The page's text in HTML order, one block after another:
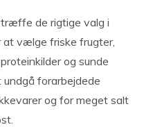
de rigtige valg i
at vælge friske frugter,
og sunde
forarbejdede
og for meget salt